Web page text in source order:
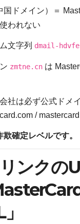
国ドメイン）＝
われない
文字列 dmail-hdvfe
zmtne.cn は
社は必ず公式ドメ
/
欺確定レベルです。
ンクの